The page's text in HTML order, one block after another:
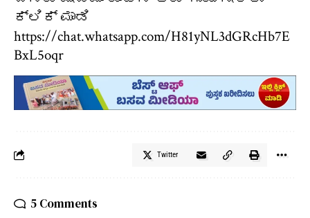
ಕ್ಲಿಕ್ ಮಾಡಿ
https://chat.whatsapp.com/H81yNL3dGRcHb7E
BxL5oqr
Twitter
5 Comments